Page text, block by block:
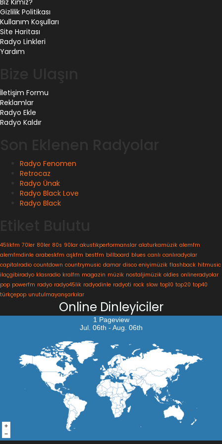
Biz Kimiz?
Gizlilik Politikası
Kullanım Koşulları
Site Haritası
Radyo Linkleri
Yardım
İletişim Formu
Reklamlar
Radyo Ekle
Radyo Kaldır
Radyo Fenomen
Retrocaz
Radyo Ünak
Radyo Black Love
Radyo Black
45likfm 70ler 80ler 80s 90lar akustikperformanslar alaturkamüzik alemfm
alemfmdinle arabeskfm aşkfm bestfm billboard blues canlı canlıradyolar
capitalradio countdown countrymusic damar disco eniyimüzik flashback hitmusic
ilaçgibiradyo klasradio kralfm magazin müzik nostaljimüzik oldies onlineradyolar
pop powerfm radyo radyo45lik radyodinle radyoti rock slow top10 top20 top40
türkçepop unutulmayanşarkılar
Online Dinleyiciler
1 Pageview
Jul. 06th - Aug. 06th